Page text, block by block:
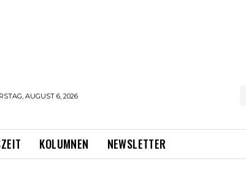
AUGUST 6, 2026
KOLUMNEN NEWSLETTER